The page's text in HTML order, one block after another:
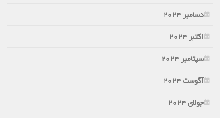
دسامبر 2024
اکتبر 2024
سپتامبر 2024
آگوست 2024
جولای 2024